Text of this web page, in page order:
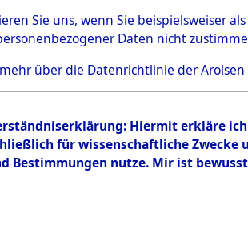
Sie uns, wenn Sie beispielsweiser
Daten nicht
über die Datenrichtlinie der Arolsen
Hiermit erkläre
für wissenschaftliche
Bestimmungen nutze. Mir ist